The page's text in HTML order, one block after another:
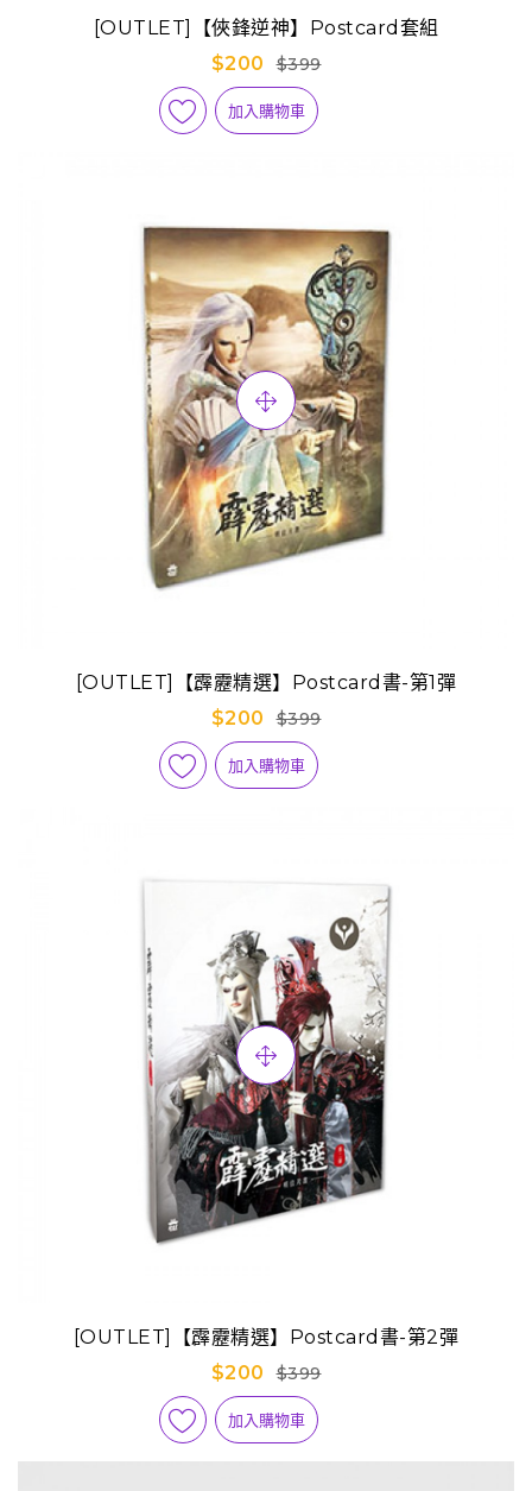
[OUTLET]【俠鋒逆神】Postcard套組
$200
$399
加入購物車
[OUTLET]【霹靂精選】Postcard書-第1彈
$200
$399
加入購物車
[OUTLET]【霹靂精選】Postcard書-第2彈
$200
$399
加入購物車